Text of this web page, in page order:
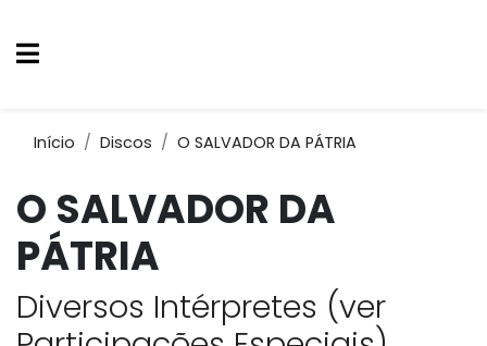
Início Discos O SALVADOR DA PÁTRIA
O SALVADOR DA
PÁTRIA
Diversos Intérpretes (ver